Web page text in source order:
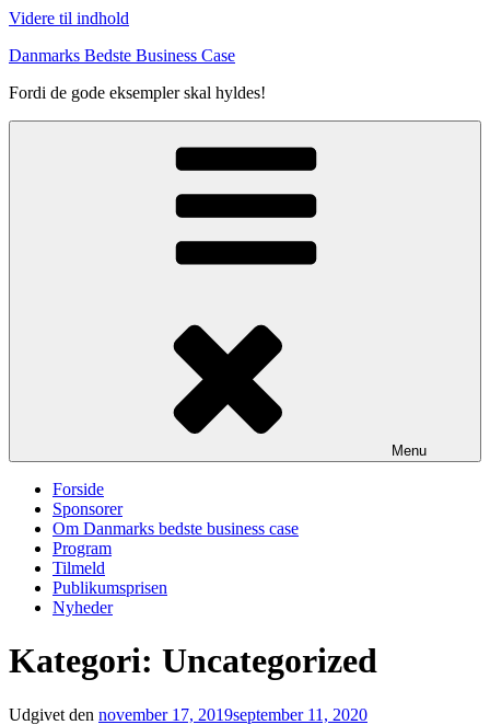
Videre til indhold
Danmarks Bedste Business Case
Fordi de gode eksempler skal hyldes!
Menu
Forside
Sponsorer
Om Danmarks bedste business case
Program
Tilmeld
Publikumsprisen
Nyheder
Kategori: Uncategorized
Udgivet den november 17, 2019september 11, 2020